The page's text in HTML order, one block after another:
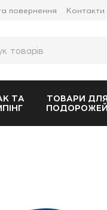
повернення Контакти
ТА
ТОВАРИ ДЛЯ
ПОДОРОЖЕЙ